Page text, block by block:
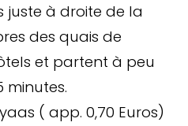
juste à droite de la
des quais de
et partent à peu
minutes.
( app. 0,70 Euros)